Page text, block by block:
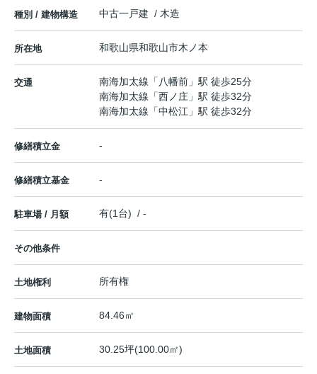
種別 / 建物構造 中古一戸建 / 木造
所在地 和歌山県和歌山市木ノ本
交通 南海加太線 「 八幡前 」駅 徒歩25分
南海加太線 「西ノ庄 」駅 徒歩32分
南海加太線 「中松江 」駅 徒歩32分
修繕積立金 -
修繕積立基金 -
駐車場 / 月額 有(1台) / -
その他条件
土地権利 所有権
建物面積 84.46㎡
土地面積 30.25坪(100.00㎡)